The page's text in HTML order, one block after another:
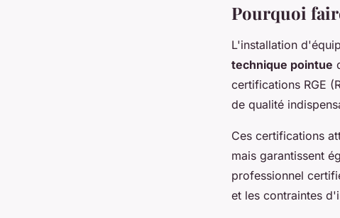
Pourquoi
L'installation
technique pointue
certifications RGE
de qualité
Ces certifications
mais garantissent
professionnel
et les contraintes